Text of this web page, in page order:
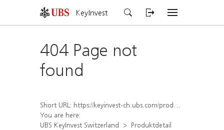
KeyInvest
404 Page not
found
Short URL: https://keyinvest-ch.ubs.com/produkt/detail/index/isin/CH1562197124
You are here:
UBS KeyInvest Switzerland
Produktdetail